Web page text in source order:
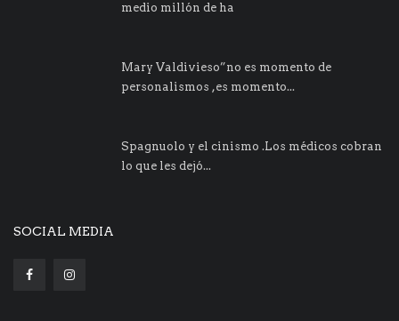
medio millón de ha
Mary Valdivieso”no es momento de
personalismos ,es momento...
Spagnuolo y el cinismo .Los médicos cobran
lo que les dejó...
SOCIAL MEDIA